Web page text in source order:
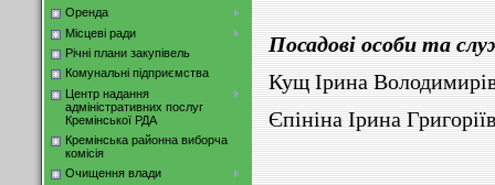
Оренда
Місцеві ради
Річні плани закупівель
Комунальні підприємства
Центр надання
адміністративних послуг
Кремінської РДА
Кремінська районна виборча
комісія
Очищення влади
Посадові особи та
Кущ Ірина
Єпініна Ірина